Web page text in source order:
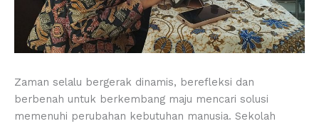
Zaman selalu bergerak dinamis, berefleksi dan
berbenah untuk berkembang maju mencari solusi
memenuhi perubahan kebutuhan manusia. Sekolah